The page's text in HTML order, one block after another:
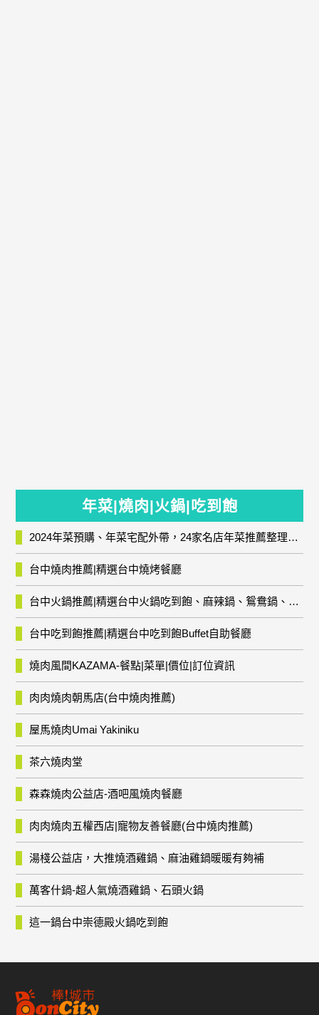
年菜|燒肉|火鍋|吃到飽
2024年菜預購、年菜宅配外帶，24家名店年菜推薦整理，圍爐輕鬆上菜團圓趣
台中燒肉推薦|精選台中燒烤餐廳
台中火鍋推薦|精選台中火鍋吃到飽、麻辣鍋、鴛鴦鍋、石頭火鍋、酸菜白肉鍋、海鮮鍋、燒酒雞、麻油雞、壽喜燒等熱門人氣火鍋店!
台中吃到飽推薦|精選台中吃到飽Buffet自助餐廳
燒肉風間KAZAMA-餐點|菜單|價位|訂位資訊
肉肉燒肉朝馬店(台中燒肉推薦)
屋馬燒肉Umai Yakiniku
茶六燒肉堂
森森燒肉公益店-酒吧風燒肉餐廳
肉肉燒肉五權西店|寵物友善餐廳(台中燒肉推薦)
湯棧公益店，大推燒酒雞鍋、麻油雞鍋暖暖有夠補
萬客什鍋-超人氣燒酒雞鍋、石頭火鍋
這一鍋台中崇德殿火鍋吃到飽